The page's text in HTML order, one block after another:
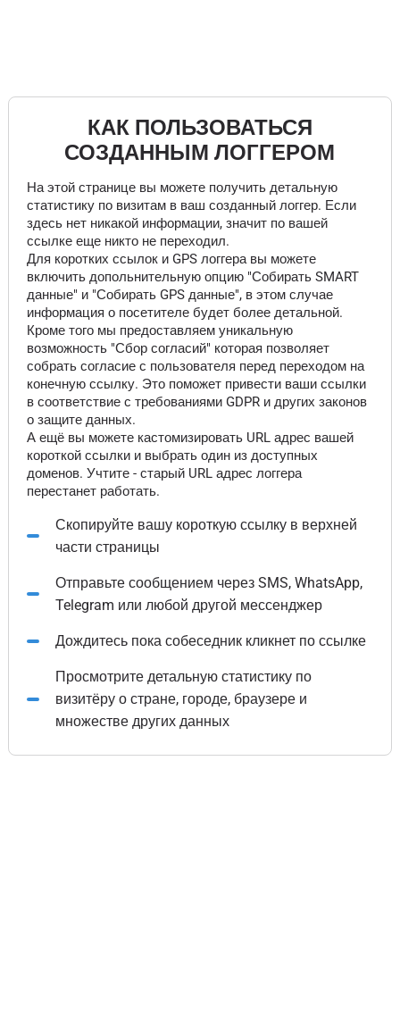
КАК ПОЛЬЗОВАТЬСЯ
СОЗДАННЫМ ЛОГГЕРОМ
На этой странице вы можете получить детальную
статистику по визитам в ваш созданный логгер. Если
здесь нет никакой информации, значит по вашей
ссылке еще никто не переходил.
Для коротких ссылок и GPS логгера вы можете
включить допольнительную опцию "Собирать SMART
данные" и "Собирать GPS данные", в этом случае
информация о посетителе будет более детальной.
Кроме того мы предоставляем уникальную
возможность "Сбор согласий" которая позволяет
собрать согласие с пользователя перед переходом на
конечную ссылку. Это поможет привести ваши ссылки
в соответствие с требованиями GDPR и других законов
о защите данных.
А ещё вы можете кастомизировать URL адрес вашей
короткой ссылки и выбрать один из доступных
доменов. Учтите - старый URL адрес логгера
перестанет работать.
Скопируйте вашу короткую ссылку в верхней
части страницы
Отправьте сообщением через SMS, WhatsApp,
Telegram или любой другой мессенджер
Дождитесь пока собеседник кликнет по ссылке
Просмотрите детальную статистику по
визитёру о стране, городе, браузере и
множестве других данных